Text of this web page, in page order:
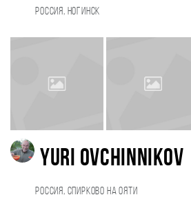
Россия, Ногинск
Yuri Ovchinnikov
Россия, Спирково на Ояти